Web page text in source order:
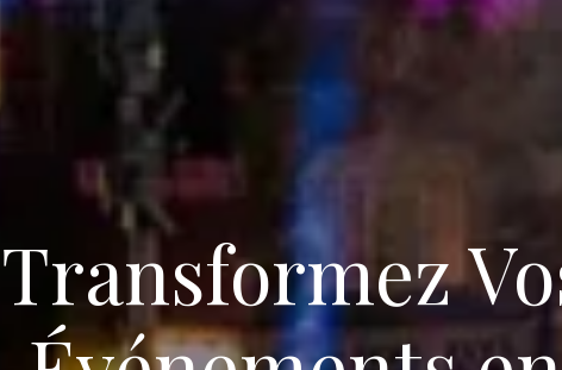
Transformez